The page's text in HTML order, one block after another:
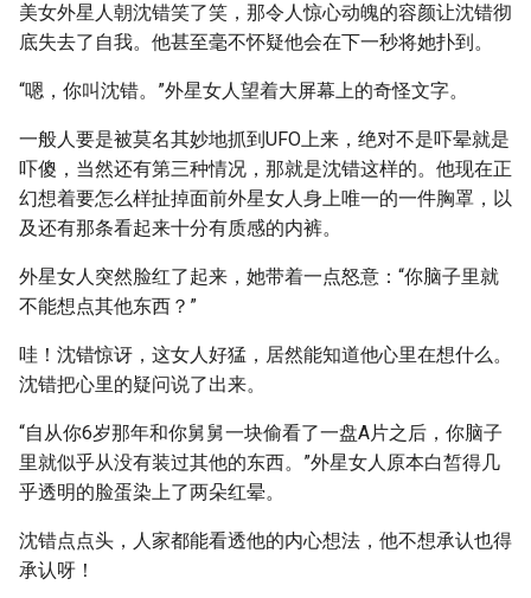
美女外星人朝沈错笑了笑，那令人惊心动魄的容颜让沈错彻
底失去了自我。他甚至毫不怀疑他会在下一秒将她扑到。
“嗯，你叫沈错。”外星女人望着大屏幕上的奇怪文字。
一般人要是被莫名其妙地抓到UFO上来，绝对不是吓晕就是
吓傻，当然还有第三种情况，那就是沈错这样的。他现在正
幻想着要怎么样扯掉面前外星女人身上唯一的一件胸罩，以
及还有那条看起来十分有质感的内裤。
外星女人突然脸红了起来，她带着一点怒意：“你脑子里就
不能想点其他东西？”
哇！沈错惊讶，这女人好猛，居然能知道他心里在想什么。
沈错把心里的疑问说了出来。
“自从你6岁那年和你舅舅一块偷看了一盘A片之后，你脑子
里就似乎从没有装过其他的东西。”外星女人原本白皙得几
乎透明的脸蛋染上了两朵红晕。
沈错点点头，人家都能看透他的内心想法，他不想承认也得
承认呀！